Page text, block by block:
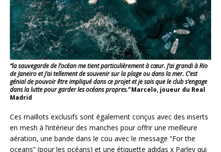
“la sauvegarde de l’océan me tient particulièrement à cœur. J’ai grandi à Rio
de Janeiro et j’ai tellement de souvenir sur la plage ou dans la mer. C’est
génial de pouvoir être impliqué dans ce projet et je sais que le club s’engage
dans la lutte pour garder les océans propres.”Marcelo, joueur du Real
Madrid
Ces maillots exclusifs sont également conçus avec des inserts
en mesh à l’intérieur des manches pour offrir une meilleure
aération, une bande dans le cou avec le message “For the
oceans” (pour les océans) et une étiquette adidas x Parley qui